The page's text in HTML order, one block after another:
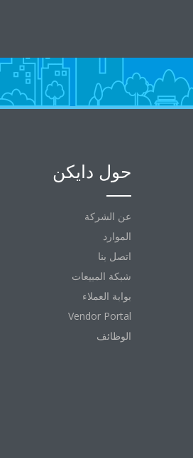
حول دايكن
عن الشركة
الموارد
اتصل بنا
شبكة المبيعات
بوابة العملاء
Vendor Portal
الوظائف